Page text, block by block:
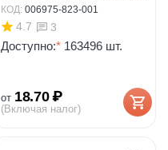
КОД: 006975-823-001
4.7 3
Доступно:* 163496 шт.
от 18.70 ₽
(Включая налог)